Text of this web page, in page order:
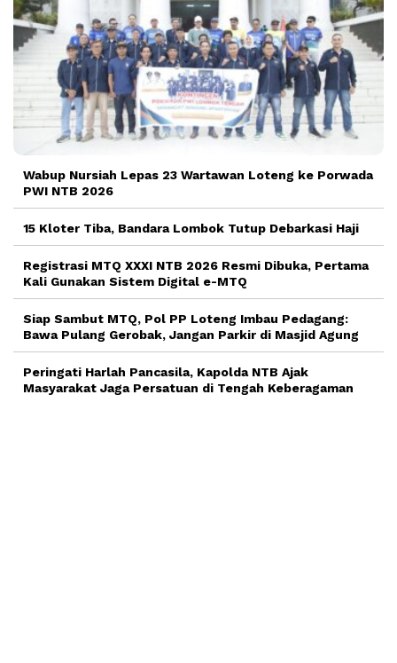
Wabup Nursiah Lepas 23 Wartawan Loteng ke Porwada
PWI NTB 2026
15 Kloter Tiba, Bandara Lombok Tutup Debarkasi Haji
Registrasi MTQ XXXI NTB 2026 Resmi Dibuka, Pertama
Kali Gunakan Sistem Digital e-MTQ
Siap Sambut MTQ, Pol PP Loteng Imbau Pedagang:
Bawa Pulang Gerobak, Jangan Parkir di Masjid Agung
Peringati Harlah Pancasila, Kapolda NTB Ajak
Masyarakat Jaga Persatuan di Tengah Keberagaman